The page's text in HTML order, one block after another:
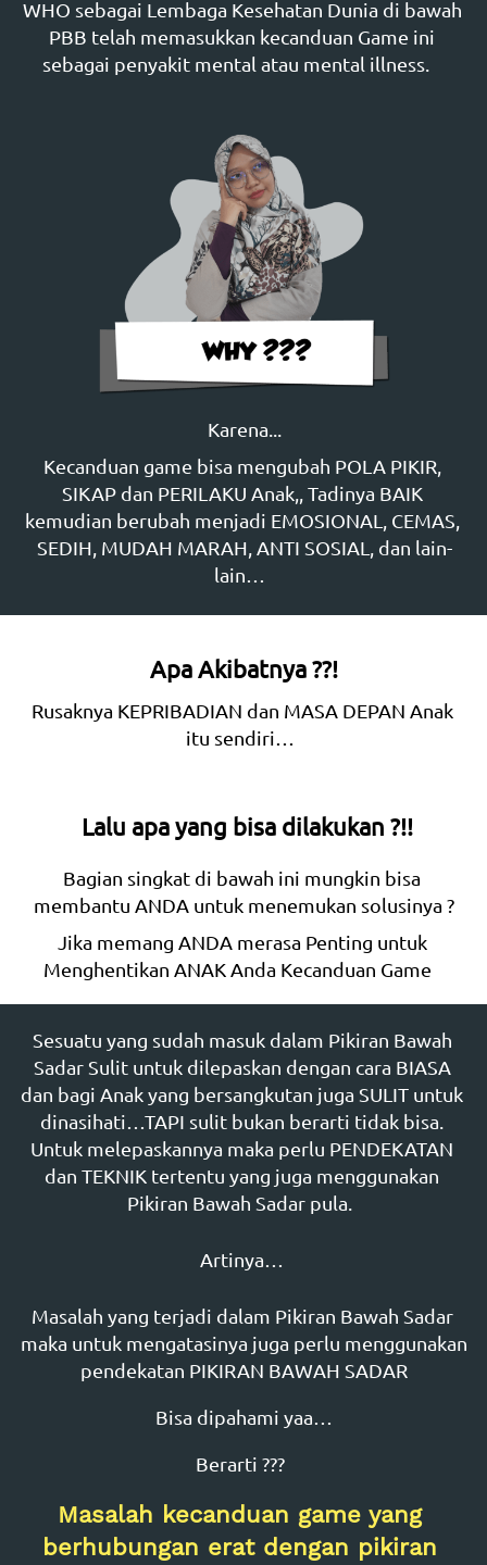
WHO sebagai Lembaga Kesehatan Dunia di bawah
PBB telah memasukkan kecanduan Game ini
sebagai penyakit mental atau mental illness.
Karena...
Kecanduan game bisa mengubah POLA PIKIR,
SIKAP dan PERILAKU Anak,, Tadinya BAIK
kemudian berubah menjadi EMOSIONAL, CEMAS,
SEDIH, MUDAH MARAH, ANTI SOSIAL, dan lain-
lain…
Apa Akibatnya ??!
Rusaknya KEPRIBADIAN dan MASA DEPAN Anak
itu sendiri…
Lalu apa yang bisa dilakukan ?!!
Bagian singkat di bawah ini mungkin bisa
membantu ANDA untuk menemukan solusinya ?
Jika memang ANDA merasa Penting untuk
Menghentikan ANAK Anda Kecanduan Game
Sesuatu yang sudah masuk dalam Pikiran Bawah
Sadar Sulit untuk dilepaskan dengan cara BIASA
dan bagi Anak yang bersangkutan juga SULIT untuk
dinasihati…TAPI sulit bukan berarti tidak bisa.
Untuk melepaskannya maka perlu PENDEKATAN
dan TEKNIK tertentu yang juga menggunakan
Pikiran Bawah Sadar pula.
Artinya…
Masalah yang terjadi dalam Pikiran Bawah Sadar
maka untuk mengatasinya juga perlu menggunakan
pendekatan PIKIRAN BAWAH SADAR
Bisa dipahami yaa…
Berarti ???
Masalah kecanduan game yang
berhubungan erat dengan pikiran